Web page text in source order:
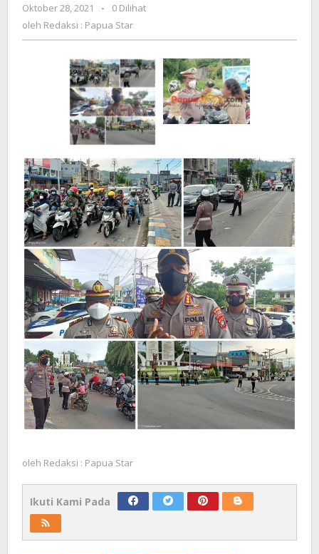
Oktober 28, 2021
oleh
Redaksi
Star
-
0 Dilihat
oleh Redaksi : Papua Star
oleh Redaksi : Papua Star
Ikuti Kami Pada